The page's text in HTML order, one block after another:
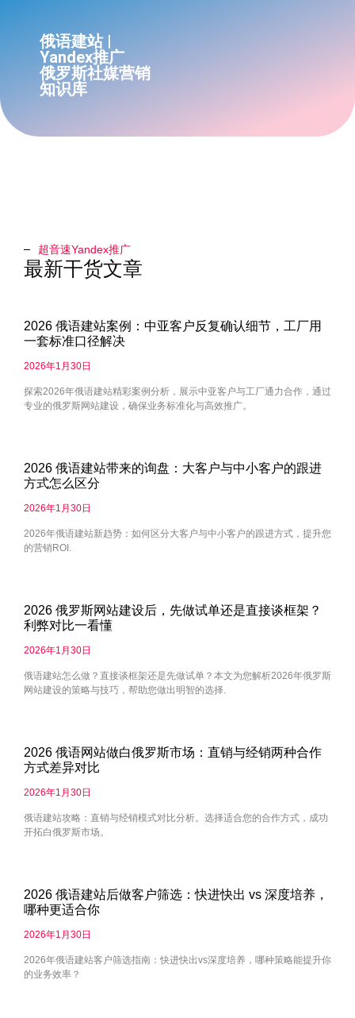
俄语建站 |
Yandex推广
俄罗斯社媒营销
知识库
超音速Yandex推广​
最新干货文章
2026 俄语建站案例：中亚客户反复确认细节，工厂用
一套标准口径解决
2026年1月30日
探索2026年俄语建站精彩案例分析，展示中亚客户与工厂通力合作，通过
专业的俄罗斯网站建设，确保业务标准化与高效推广。
2026 俄语建站带来的询盘：大客户与中小客户的跟进
方式怎么区分
2026年1月30日
2026年俄语建站新趋势：如何区分大客户与中小客户的跟进方式，提升您
的营销ROI.
2026 俄罗斯网站建设后，先做试单还是直接谈框架？
利弊对比一看懂
2026年1月30日
俄语建站怎么做？直接谈框架还是先做试单？本文为您解析2026年俄罗斯
网站建设的策略与技巧，帮助您做出明智的选择.
2026 俄语网站做白俄罗斯市场：直销与经销两种合作
方式差异对比
2026年1月30日
俄语建站攻略：直销与经销模式对比分析。选择适合您的合作方式，成功
开拓白俄罗斯市场。
2026 俄语建站后做客户筛选：快进快出 vs 深度培养，
哪种更适合你
2026年1月30日
2026年俄语建站客户筛选指南：快进快出vs深度培养，哪种策略能提升你
的业务效率？